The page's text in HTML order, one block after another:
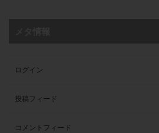
ログイン
投稿フィード
コメントフィード